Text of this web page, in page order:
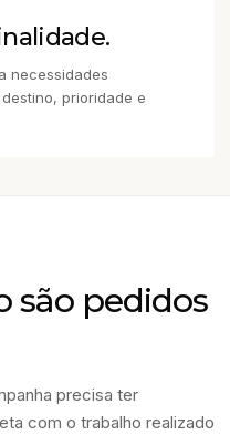
necessidades
prioridade e
são pedidos
precisa ter
com o trabalho realizado